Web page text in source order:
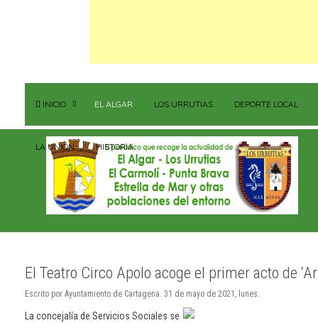
INICIO EL ALGAR LOS URRUTIAS DEPORTE LOCAL
LA UNIÓN HISTORIA
El Teatro Circo Apolo acoge el primer acto de
Escrito por Ayuntamiento de Cartagena. 31 de mayo de 2021, lunes.
La concejalía de Servicios Sociales se